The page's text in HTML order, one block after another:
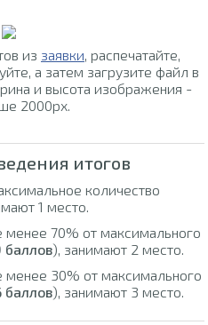
из заявки, распечатайте,
а затем загрузите файл в
и высота изображения -
2000px.
итогов
количество
1 место.
менее 70% от максимального
баллов), занимают 2 место.
менее 30% от максимального
баллов), занимают 3 место.